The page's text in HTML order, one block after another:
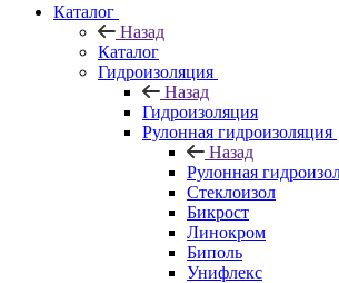
Каталог
Назад
Каталог
Гидроизоляция
Назад
Гидроизоляция
Рулонная гидроизоляция
Назад
Рулонная
Стеклоизол
Бикрост
Линокром
Биполь
Унифлекс